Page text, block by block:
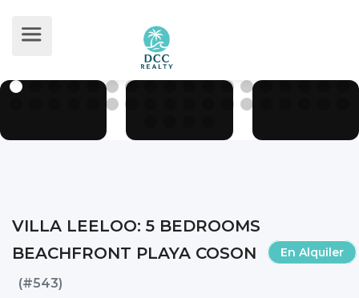
VILLA LEELOO: 5 BEDROOMS
BEACHFRONT PLAYA COSON
En Alquiler
(#543)